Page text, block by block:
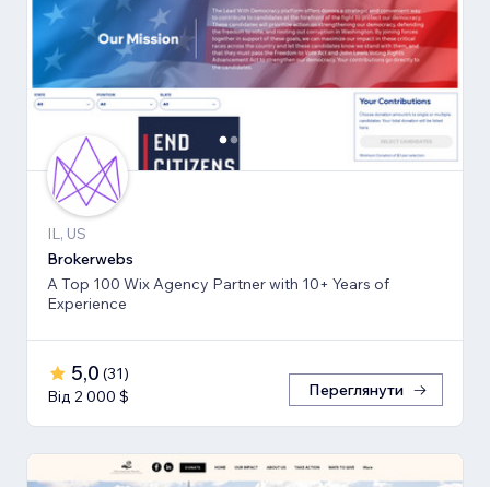
IL, US
Brokerwebs
A Top 100 Wix Agency Partner with 10+ Years of
Experience
5,0 (31)
Від 2 000 $
Переглянути